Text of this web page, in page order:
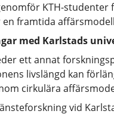
KTH-
framtida
med Karlstads
ett annat
livslängd kan
cirkulära
vid